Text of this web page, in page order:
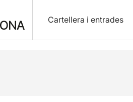
Cartellera i entrades